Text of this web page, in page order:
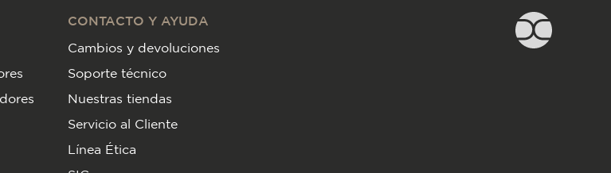
CONTACTO Y AYUDA
Cambios y devoluciones
Soporte técnico
Nuestras tiendas
Servicio al Cliente
Línea Ética